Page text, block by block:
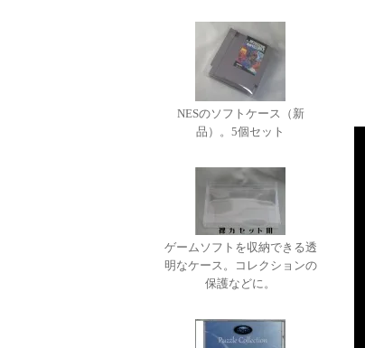
NESのソフトケース（新
品）。5個セット
ゲームソフトを収納できる透
明なケース。コレクションの
保護などに。